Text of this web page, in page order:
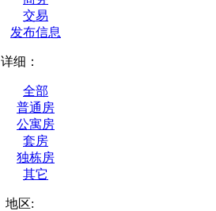
交易
发布信息
详细：
全部
普通房
公寓房
套房
独栋房
其它
地区: